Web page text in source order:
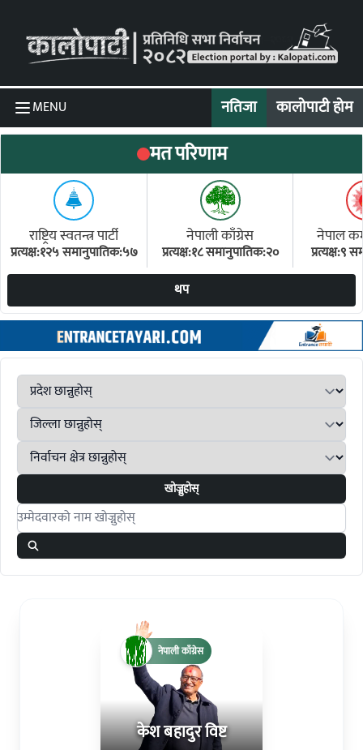
MENU नतिजा कालोपाटी होम
मत परिणाम
राष्ट्रिय स्वतन्त्र पार्टी
प्रत्यक्ष:१२५ समानुपातिक:५७
नेपाली काँग्रेस
प्रत्यक्ष:१८ समानुपातिक:२०
नेपाल
प्रत्यक्ष:९
थप
खोज्नुहोस्
Search candidates
केश बहादुर विष्ट
नेपाली काँग्रेस